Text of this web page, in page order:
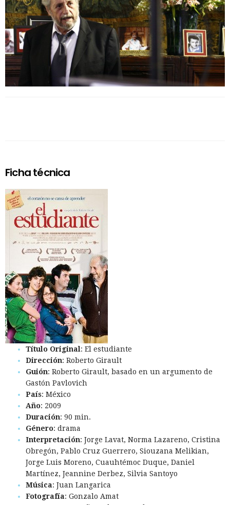
Ficha técnica
Título Original: El estudiante
Dirección: Roberto Girault
Guión: Roberto Girault, basado en un argumento de
Gastón Pavlovich
País: México
Año: 2009
Duración: 90 min.
Género: drama
Interpretación: Jorge Lavat, Norma Lazareno, Cristina
Obregón, Pablo Cruz Guerrero, Siouzana Melikian,
Jorge Luis Moreno, Cuauhtémoc Duque, Daniel
Martínez, Jeannine Derbez, Silvia Santoyo
Música: Juan Langarica
Fotografía: Gonzalo Amat